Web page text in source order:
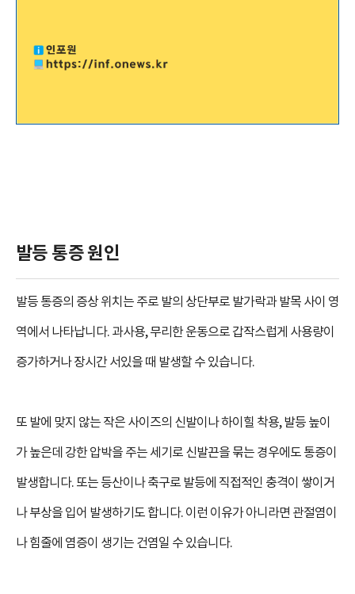
발등 통증 원인
발등 통증의 증상 위치는 주로 발의 상단부로 발가락과 발목 사이 영
역에서 나타납니다. 과사용, 무리한 운동으로 갑작스럽게 사용량이
증가하거나 장시간 서있을 때 발생할 수 있습니다.
또 발에 맞지 않는 작은 사이즈의 신발이나 하이힐 착용, 발등 높이
가 높은데 강한 압박을 주는 세기로 신발끈을 묶는 경우에도 통증이
발생합니다. 또는 등산이나 축구로 발등에 직접적인 충격이 쌓이거
나 부상을 입어 발생하기도 합니다. 이런 이유가 아니라면 관절염이
나 힘줄에 염증이 생기는 건염일 수 있습니다.